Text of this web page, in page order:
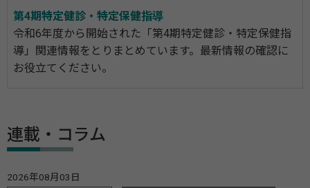
第4期特定健診・特定保健指導
令和6年度から開始された「第4期特定健診・特定保健指
導」関連情報をとりまとめています。最新情報の確認に
お役立てください。
連載・コラム
2026年08月03日